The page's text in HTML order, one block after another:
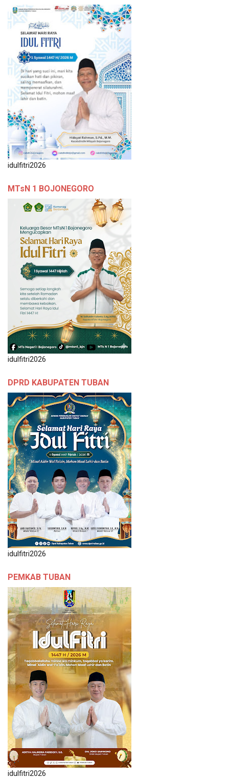
idulfitri2026
MTsN 1 BOJONEGORO
idulfitri2026
DPRD KABUPATEN TUBAN
idulfitri2026
PEMKAB TUBAN
idulfitri2026